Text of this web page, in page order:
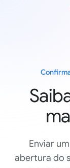
Enviar
abertura do